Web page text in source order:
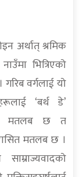
अर्थात् श्रमिक
भित्रिएको
वर्गलाई यो
‘बर्थ डे’
? मतलब छ त
मतलब छ ।